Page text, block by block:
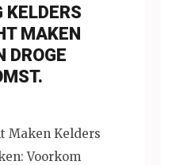
KELDERS
MAKEN
DROGE
Maken Kelders
Voorkom